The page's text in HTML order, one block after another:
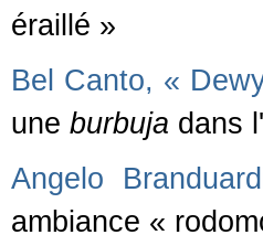
éraillé »
Bel Canto, «
une burbuja dans
Angelo
ambiance «